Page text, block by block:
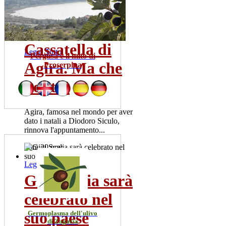
risultati positivi. La meta' dei
pazienti ricoverata...
mer 22 lug
Leggi Tutto
Cassatella di
Agira. Ma che
bontà!
Agira, famosa nel mondo per aver
dato i natali a Diodoro Siculo,
rinnova l'appuntamento...
dom 20 nov
Leggi Tutto
Gigi Scalia sarà
celebrato nel
suo paese
Pergusa e il mito di
Proserpina
Germoplasma dell'ulivo
di Zagaria